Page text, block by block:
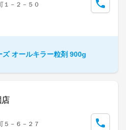
１－２－５０
ズ オールキラー粒剤 900g
店
５－６－２７